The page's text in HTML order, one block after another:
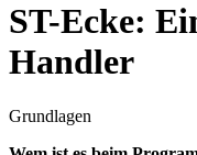
ST-Ecke:
Handler
Grundlagen